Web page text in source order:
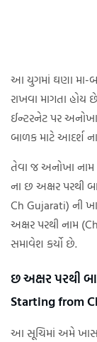
આ યુગમાં ઘણા મા-
રાખવા માગતા
ઈન્ટરનેટ પર
બાળક માટે આદર્શ
તેવા જ અનોખા નામ
ના છ અક્ષર પરથી
Ch Gujarati) ની
અક્ષર પરથી નામ
સમાવેશ કર્યો છે.
છ અક્ષર પરથી
Starting from
આ સૂચિમાં અમે ખાસ